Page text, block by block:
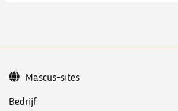
Bedrijf
Mascus-sites